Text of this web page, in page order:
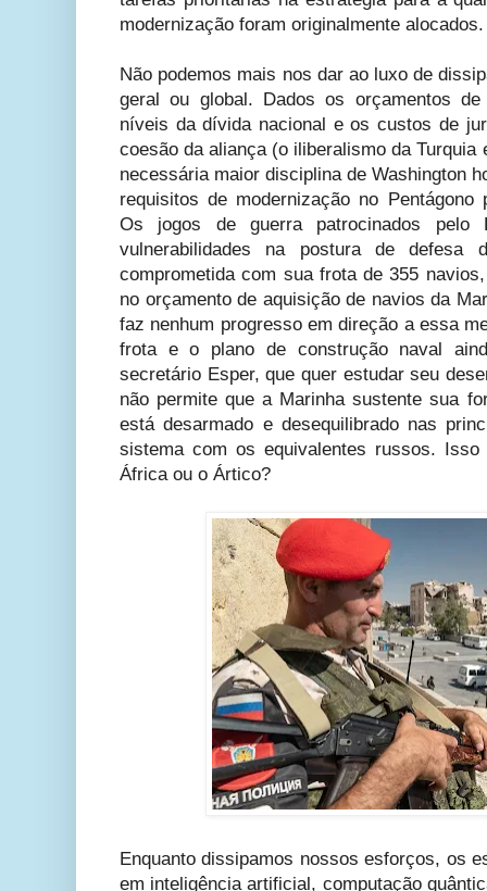
modernização foram originalmente alocados.
Não podemos mais nos dar ao luxo de
geral ou global. Dados os orçamentos
níveis da dívida nacional e os custos de
coesão da aliança (o iliberalismo da
necessária maior disciplina de Washington
requisitos de modernização no Pentágono
Os jogos de guerra patrocinados pelo
vulnerabilidades na postura de defesa
comprometida com sua frota de 355
no orçamento de aquisição de navios da
faz nenhum progresso em direção a essa
frota e o plano de construção naval
secretário Esper, que quer estudar seu
não permite que a Marinha sustente sua
está desarmado e desequilibrado nas
sistema com os equivalentes russos.
África ou o Ártico?
Enquanto dissipamos nossos esforços, os
em inteligência artificial, computação